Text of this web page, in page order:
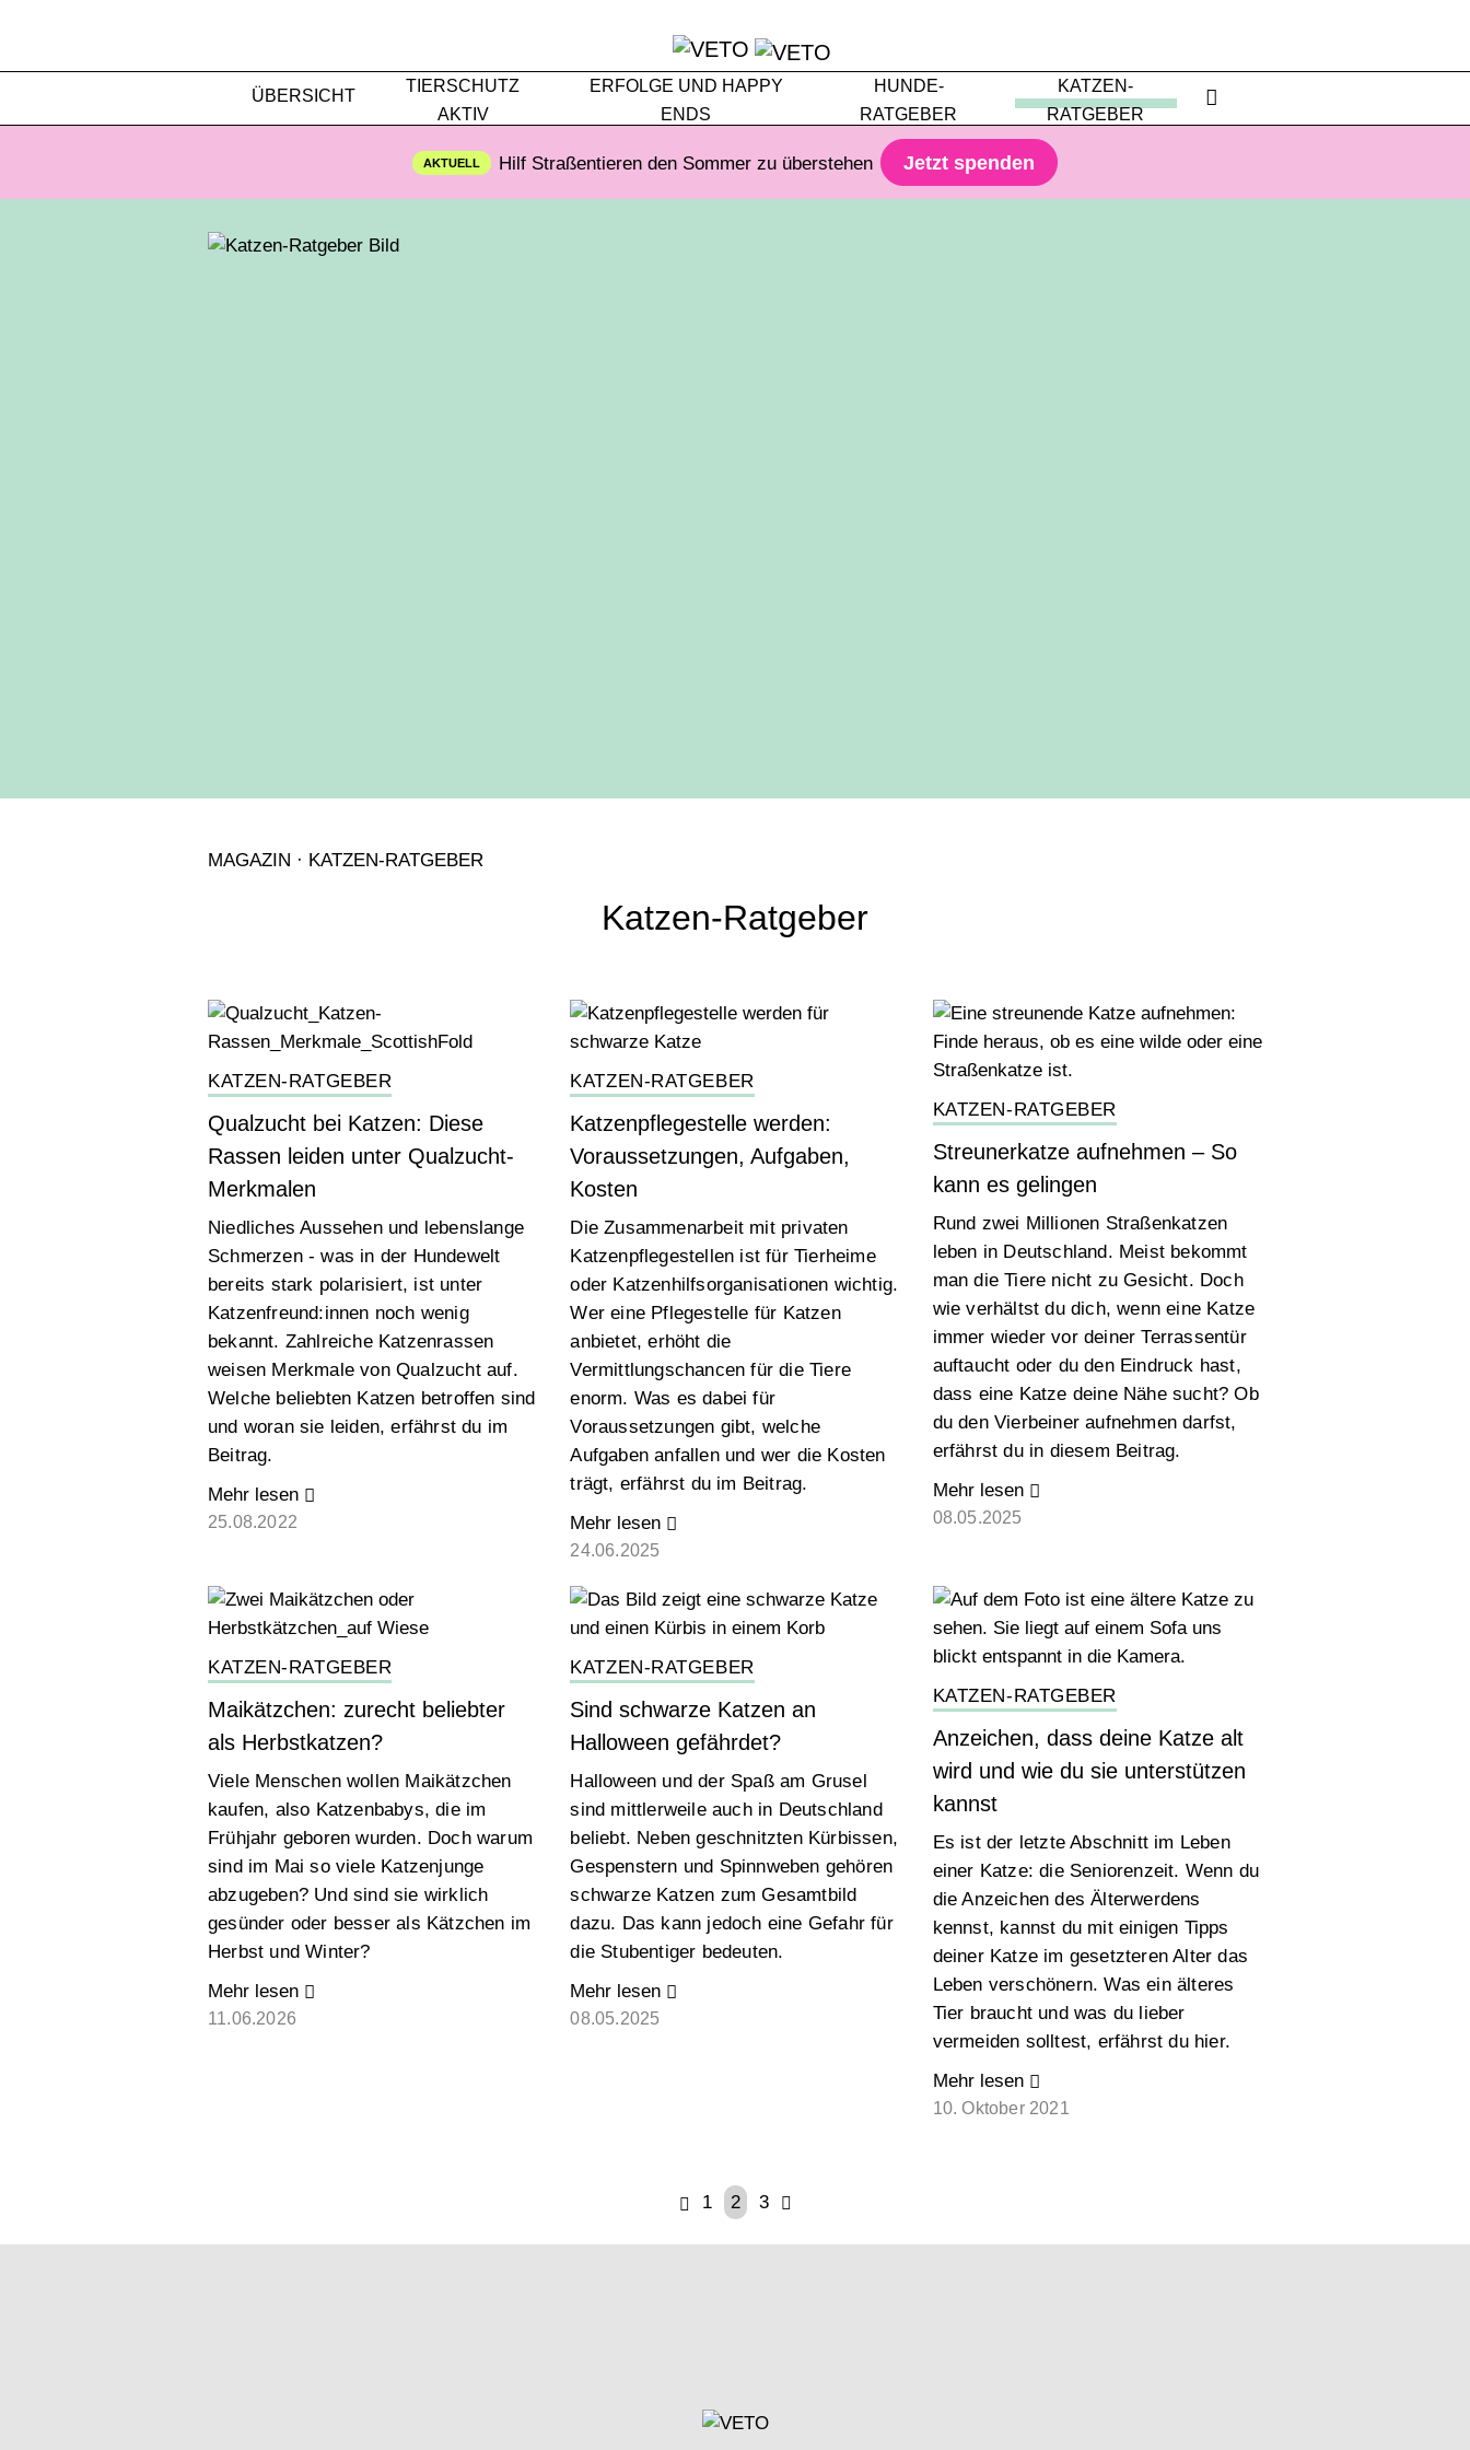
ÜBERSICHT
TIERSCHUTZ
AKTIV
ERFOLGE UND HAPPY
ENDS
HUNDE-
RATGEBER
KATZEN-
RATGEBER
AKTUELL Hilf Straßentieren den Sommer zu überstehen Jetzt spenden
MAGAZIN · KATZEN-RATGEBER
Katzen-Ratgeber
KATZEN-RATGEBER
Qualzucht bei Katzen: Diese
Rassen leiden unter Qualzucht-
Merkmalen
Niedliches Aussehen und lebenslange
Schmerzen - was in der Hundewelt
bereits stark polarisiert, ist unter
Katzenfreund:innen noch wenig
bekannt. Zahlreiche Katzenrassen
weisen Merkmale von Qualzucht auf.
Welche beliebten Katzen betroffen sind
und woran sie leiden, erfährst du im
Beitrag.
Mehr lesen
25.08.2022
KATZEN-RATGEBER
Katzenpflegestelle werden:
Voraussetzungen, Aufgaben,
Kosten
Die Zusammenarbeit mit privaten
Katzenpflegestellen ist für Tierheime
oder Katzenhilfsorganisationen wichtig.
Wer eine Pflegestelle für Katzen
anbietet, erhöht die
Vermittlungschancen für die Tiere
enorm. Was es dabei für
Voraussetzungen gibt, welche
Aufgaben anfallen und wer die Kosten
trägt, erfährst du im Beitrag.
Mehr lesen
24.06.2025
KATZEN-RATGEBER
Streunerkatze aufnehmen – So
kann es gelingen
Rund zwei Millionen Straßenkatzen
leben in Deutschland. Meist bekommt
man die Tiere nicht zu Gesicht. Doch
wie verhältst du dich, wenn eine Katze
immer wieder vor deiner Terrassentür
auftaucht oder du den Eindruck hast,
dass eine Katze deine Nähe sucht? Ob
du den Vierbeiner aufnehmen darfst,
erfährst du in diesem Beitrag.
Mehr lesen
08.05.2025
KATZEN-RATGEBER
Maikätzchen: zurecht beliebter
als Herbstkatzen?
Viele Menschen wollen Maikätzchen
kaufen, also Katzenbabys, die im
Frühjahr geboren wurden. Doch warum
sind im Mai so viele Katzenjunge
abzugeben? Und sind sie wirklich
gesünder oder besser als Kätzchen im
Herbst und Winter?
Mehr lesen
11.06.2026
KATZEN-RATGEBER
Sind schwarze Katzen an
Halloween gefährdet?
Halloween und der Spaß am Grusel
sind mittlerweile auch in Deutschland
beliebt. Neben geschnitzten Kürbissen,
Gespenstern und Spinnweben gehören
schwarze Katzen zum Gesamtbild
dazu. Das kann jedoch eine Gefahr für
die Stubentiger bedeuten.
Mehr lesen
08.05.2025
KATZEN-RATGEBER
Anzeichen, dass deine Katze alt
wird und wie du sie unterstützen
kannst
Es ist der letzte Abschnitt im Leben
einer Katze: die Seniorenzeit. Wenn du
die Anzeichen des Älterwerdens
kennst, kannst du mit einigen Tipps
deiner Katze im gesetzteren Alter das
Leben verschönern. Was ein älteres
Tier braucht und was du lieber
vermeiden solltest, erfährst du hier.
Mehr lesen
10. Oktober 2021
1 2 3